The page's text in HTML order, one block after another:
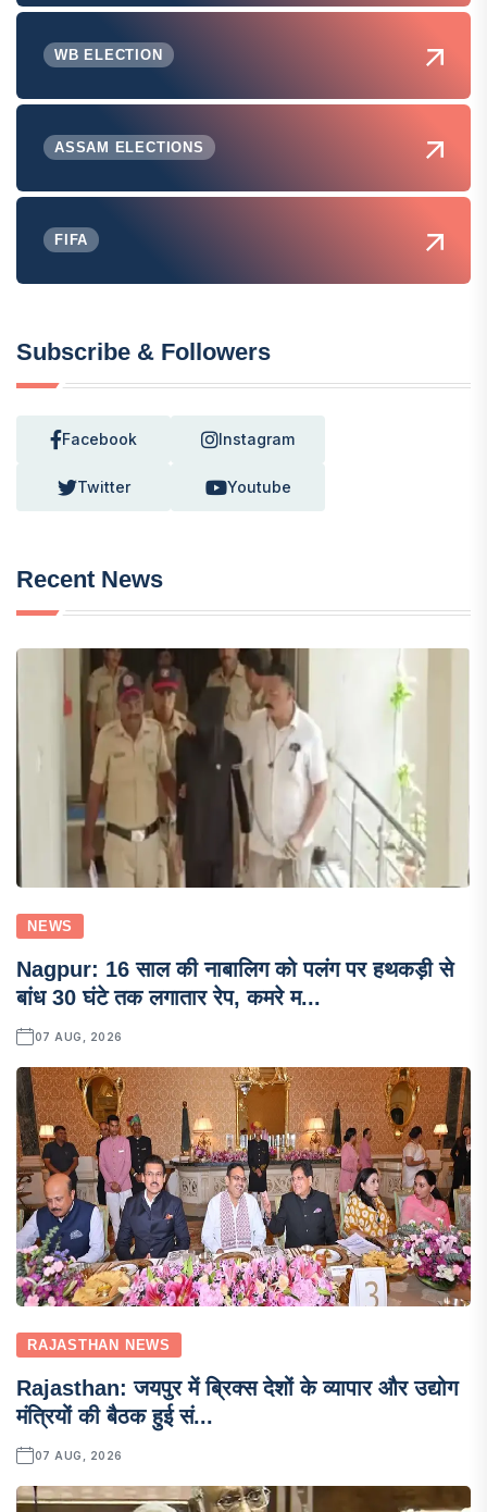
WB ELECTION
ASSAM ELECTIONS
FIFA
Subscribe & Followers
Facebook Instagram
Twitter Youtube
Recent News
NEWS
Nagpur: 16 साल की नाबालिग को पलंग पर हथकड़ी से
बांध 30 घंटे तक लगातार रेप, कमरे म...
07 AUG, 2026
RAJASTHAN NEWS
Rajasthan: जयपुर में ब्रिक्स देशों के व्यापार और उद्योग
मंत्रियों की बैठक हुई सं...
07 AUG, 2026